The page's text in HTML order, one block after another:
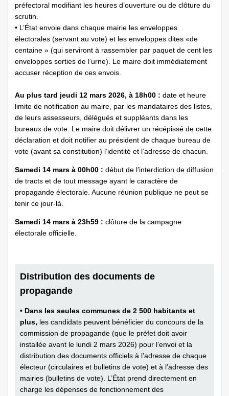
préfectoral modifiant les heures d’ouverture ou de clôture du
scrutin.
• L’État envoie dans chaque mairie les enveloppes
électorales (servant au vote) et les enveloppes dites «de
centaine » (qui serviront à rassembler par paquet de cent les
enveloppes sorties de l’urne). Le maire doit immédiatement
accuser réception de ces envois.
Au plus tard jeudi 12 mars 2026, à 18h00 : date et heure
limite de notification au maire, par les mandataires des listes,
de leurs assesseurs, délégués et suppléants dans les
bureaux de vote. Le maire doit délivrer un récépissé de cette
déclaration et doit notifier au président de chaque bureau de
vote (avant sa constitution) l’identité et l’adresse de chacun.
Samedi 14 mars à 00h00 : début de l’interdiction de diffusion
de tracts et de tout message ayant le caractère de
propagande électorale. Aucune réunion publique ne peut se
tenir ce jour-là.
Samedi 14 mars à 23h59 : clôture de la campagne
électorale officielle.
Distribution des documents de
propagande
• Dans les seules communes de 2 500 habitants et
plus, les candidats peuvent bénéficier du concours de la
commission de propagande (que le préfet doit avoir
installée avant le lundi 2 mars 2026) pour l’envoi et la
distribution des documents officiels à l’adresse de chaque
électeur (circulaires et bulletins de vote) et à l’adresse des
mairies (bulletins de vote). L’État prend directement en
charge les dépenses de fonctionnement des